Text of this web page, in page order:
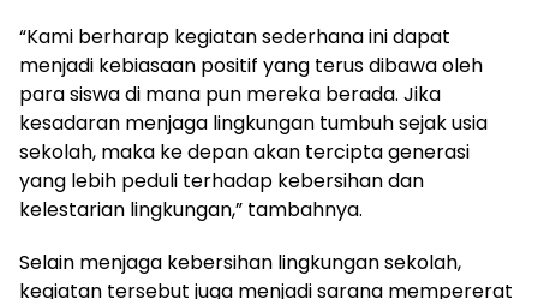
“Kami berharap kegiatan sederhana ini dapat
menjadi kebiasaan positif yang terus dibawa oleh
para siswa di mana pun mereka berada. Jika
kesadaran menjaga lingkungan tumbuh sejak usia
sekolah, maka ke depan akan tercipta generasi
yang lebih peduli terhadap kebersihan dan
kelestarian lingkungan,” tambahnya.
Selain menjaga kebersihan lingkungan sekolah,
kegiatan tersebut juga menjadi sarana mempererat